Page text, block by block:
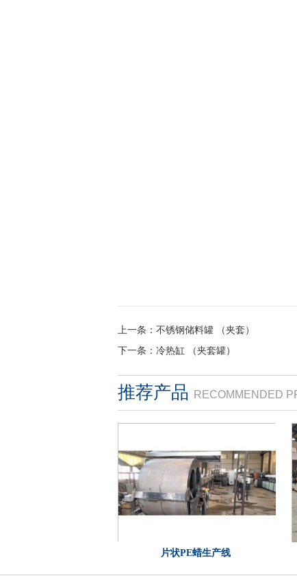
上一条： 不锈钢储料罐 （夹套）
下一条： 冷热缸 （夹套罐）
推荐产品 RECOMMENDED
片状PE蜡生产线